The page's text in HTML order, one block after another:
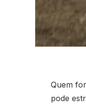
Quem
pode